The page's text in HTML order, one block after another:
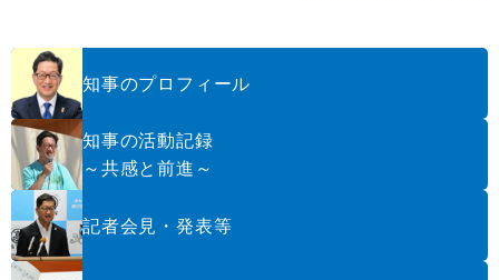
知事のプロフィール
知事の活動記録
～共感と前進～
記者会見・発表等